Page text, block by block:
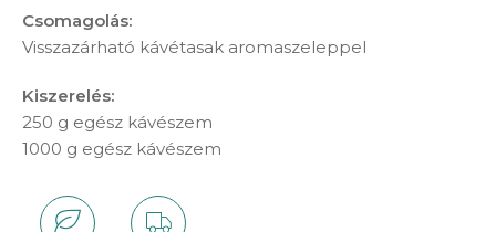
Csomagolás:
Visszazárható kávétasak aromaszeleppel
Kiszerelés:
250 g egész kávészem
1000 g egész kávészem